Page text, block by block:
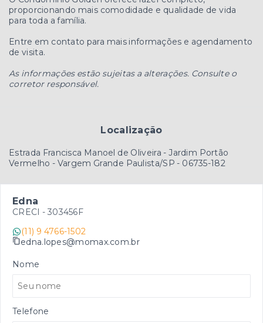
proporcionando mais comodidade e qualidade de vida
para toda a família.
Entre em contato para mais informações e agendamento
de visita.
As informações estão sujeitas a alterações. Consulte o
corretor responsável.
Localização
Estrada Francisca Manoel de Oliveira - Jardim Portão
Vermelho - Vargem Grande Paulista/SP - 06735-182
Edna
CRECI - 303456F
(11) 9 4766-1502
edna.lopes@momax.com.br
Nome
Telefone